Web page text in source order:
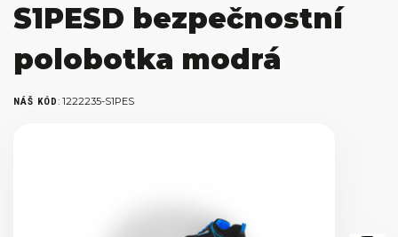
S1PESD bezpečnostní
polobotka modrá
NÁŠ KÓD: 1222235-S1PES